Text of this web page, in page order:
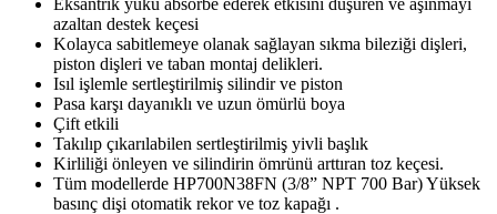
azaltan destek keçesi
Kolayca sabitlemeye olanak sağlayan sıkma bileziği dişleri,
piston dişleri ve taban montaj delikleri.
Isıl işlemle sertleştirilmiş silindir ve piston
Pasa karşı dayanıklı ve uzun ömürlü boya
Çift etkili
Takılıp çıkarılabilen sertleştirilmiş yivli başlık
Kirliliği önleyen ve silindirin ömrünü arttıran toz keçesi.
Tüm modellerde HP700N38FN (3/8” NPT 700 Bar) Yüksek
basınç dişi otomatik rekor ve toz kapağı .